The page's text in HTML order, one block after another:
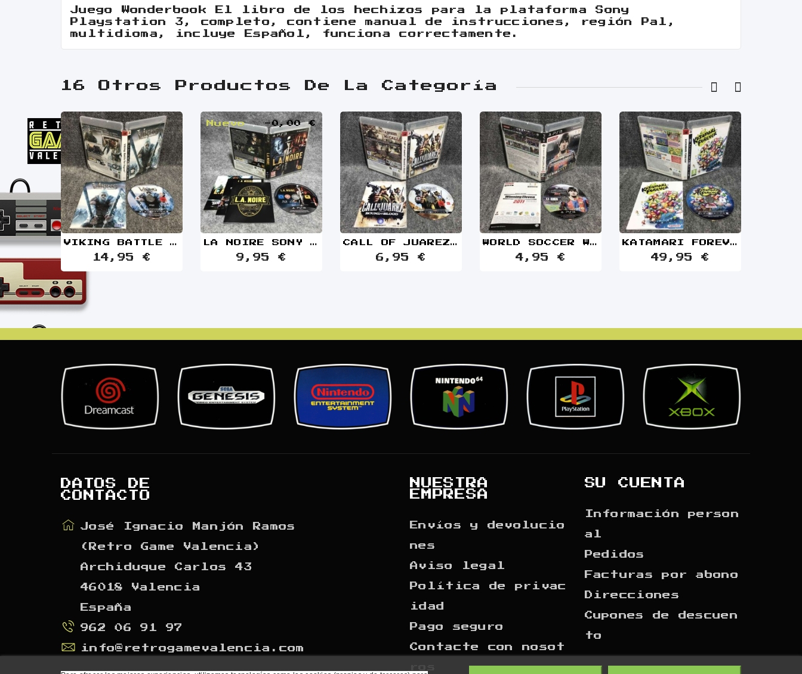
Juego Wonderbook El libro de los hechizos para la plataforma Sony
Playstation 3, completo, contiene manual de instrucciones, región Pal,
multidioma, incluye Español, funciona correctamente.
16 Otros Productos De La Categoría
VIKING BATTLE FOR ASGARD SONY PLAYSTATION 3 PS3
14,95 €
-0,00 €
Nuevo
LA NOIRE SONY PLAYSTATION 3 PS3
9,95 €
CALL OF JUAREZ BOUND IN BLOOD SONY PLAYSTATION 3 PS3
6,95 €
WORLD SOCCER WINNING ELEVEN 2011 JAP SONY PLAYSTATION 3 PS3
4,95 €
KATAMARI FOREVER SONY PLAYSTATION 3 PS3
49,95 €
DATOS DE
CONTACTO
José Ignacio Manjón Ramos
(Retro Game Valencia)
Archiduque Carlos 43
46018 Valencia
España
962 06 91 97
info@retrogamevalencia.com
NUESTRA
EMPRESA
Envíos y devolucio
nes
Aviso legal
Política de privac
idad
Pago seguro
Contacte con nosot
SU CUENTA
Información person
al
Pedidos
Facturas por abono
Direcciones
Cupones de descuen
to